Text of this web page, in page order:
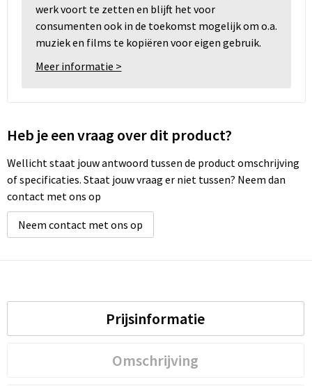
werk voort te zetten en blijft het voor
consumenten ook in de toekomst mogelijk om o.a.
muziek en films te kopiëren voor eigen gebruik.
Meer informatie >
Heb je een vraag over dit product?
Wellicht staat jouw antwoord tussen de product omschrijving
of specificaties. Staat jouw vraag er niet tussen? Neem dan
contact met ons op
Neem contact met ons op
Prijsinformatie
Omschrijving